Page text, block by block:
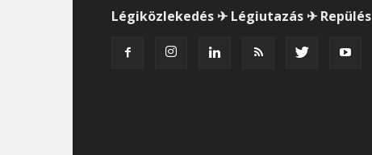
Légiközlekedés ✈ Légiutazás ✈ Repülés